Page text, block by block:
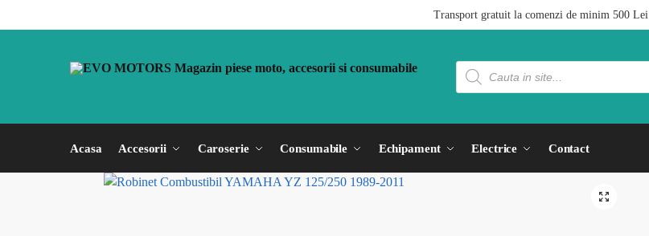
Transport gratuit la comenzi de minim 500 Lei
Acasa Accesorii Caroserie Consumabile Echipament Electrice Contact